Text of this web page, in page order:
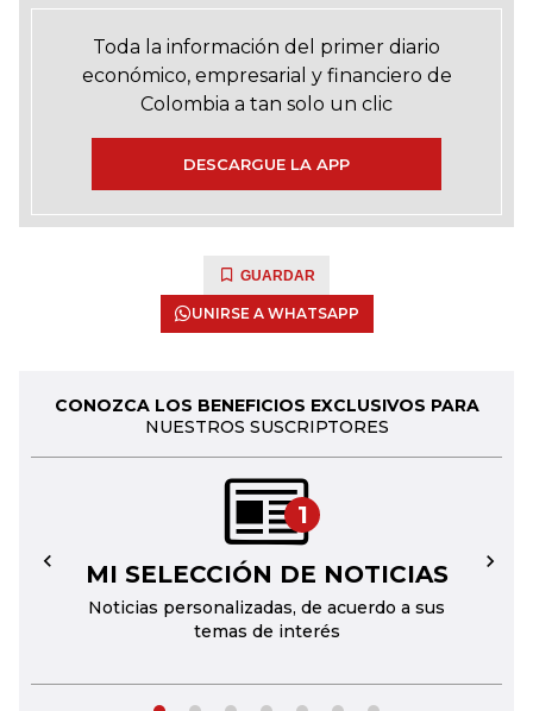
Toda la información del primer diario
económico, empresarial y financiero de
Colombia a tan solo un clic
DESCARGUE LA APP
GUARDAR
UNIRSE A WHATSAPP
CONOZCA LOS BENEFICIOS EXCLUSIVOS PARA
NUESTROS SUSCRIPTORES
1
MI SELECCIÓN DE NOTICIAS
Noticias personalizadas, de acuerdo a sus
temas de interés
← →